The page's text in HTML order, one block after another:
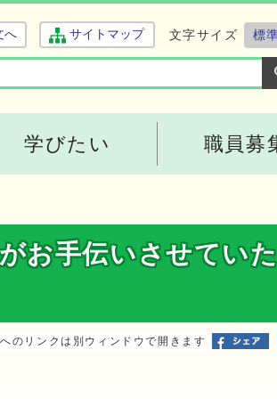
へ サイトマップ 文字サイズ 標
学びたい 職員募
お手伝いさせてい
のリンクは別ウィンドウで開きます